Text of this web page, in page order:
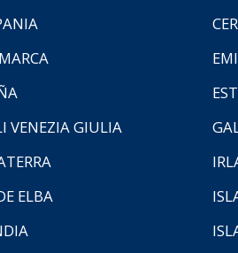
VENEZIA GIULIA
ELBA